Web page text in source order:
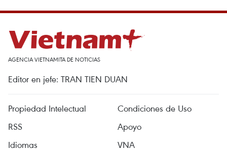
AGENCIA VIETNAMITA DE NOTICIAS
Editor en jefe: TRAN TIEN DUAN
Propiedad Intelectual
Condiciones de Uso
RSS
Apoyo
Idiomas
VNA